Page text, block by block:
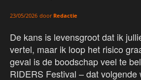
23/05/2026 door Redactie
De kans is levensgroot dat ik
vertel, maar ik loop het risico
geval is de boodschap veel te
RIDERS Festival – dat